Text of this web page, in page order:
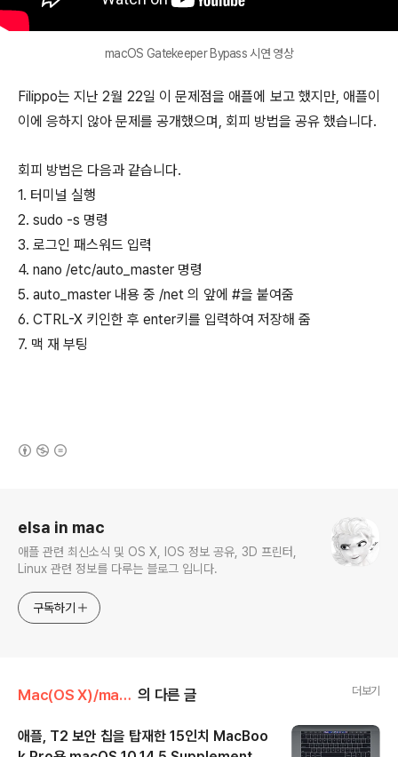
macOS Gatekeeper Bypass 시연 영상
Filippo는 지난 2월 22일 이 문제점을 애플에 보고 했지만, 애플이
이에 응하지 않아 문제를 공개했으며, 회피 방법을 공유 했습니다.
회피 방법은 다음과 같습니다.
1. 터미널 실행
2. sudo -s 명령
3. 로그인 패스워드 입력
4. nano /etc/auto_master 명령
5. auto_master 내용 중 /net 의 앞에 #을 붙여줌
6. CTRL-X 키인한 후 enter키를 입력하여 저장해 줌
7. 맥 재 부팅
elsa in mac
애플 관련 최신소식 및 OS X, IOS 정보 공유, 3D 프린터,
Linux 관련 정보를 다루는 블로그 입니다.
구독하기
Mac(OS X)/macOS Mojave (10.14) 의 다른 글 더보기
애플, T2 보안 칩을 탑재한 15인치 MacBoo